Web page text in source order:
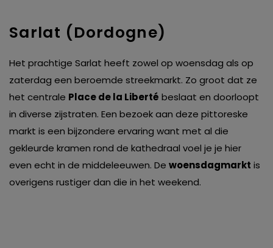
Sarlat (Dordogne)
Het prachtige Sarlat heeft zowel op woensdag als op
zaterdag een beroemde streekmarkt. Zo groot dat ze
het centrale Place de la Liberté beslaat en doorloopt
in diverse zijstraten. Een bezoek aan deze pittoreske
markt is een bijzondere ervaring want met al die
gekleurde kramen rond de kathedraal voel je je hier
even echt in de middeleeuwen. De woensdagmarkt is
overigens rustiger dan die in het weekend.